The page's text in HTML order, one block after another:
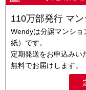
110万部発行 マ
Wendyは分譲マンシ
紙）です。
定期発送をお申込みい
無料でお届けします。